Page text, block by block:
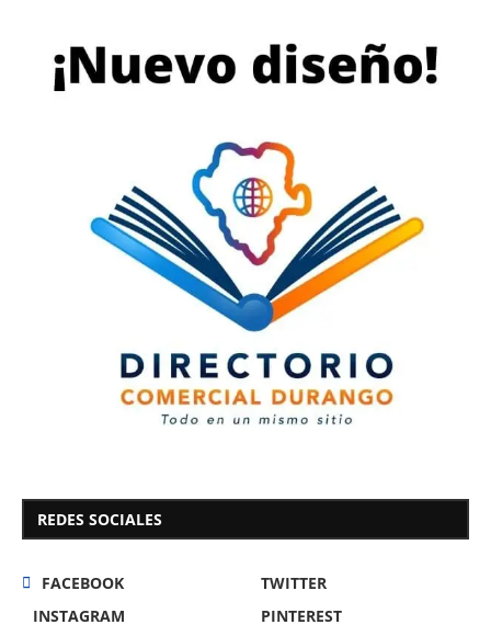
REDES SOCIALES
FACEBOOK
TWITTER
INSTAGRAM
PINTEREST